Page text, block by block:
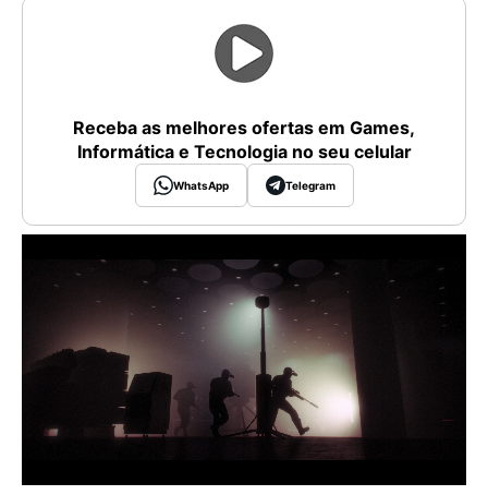
Receba as melhores ofertas em Games,
Informática e Tecnologia no seu celular
WhatsApp Telegram